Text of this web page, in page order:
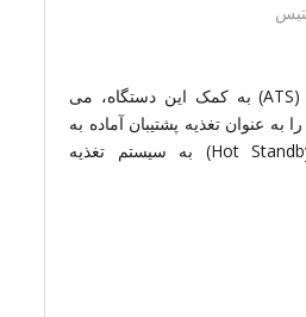
سوئيچ انتقال اتوماتيک (ATS) به کمک این دستگاه، می
توان یک منبع تغذیه AC را به عنوان تغذیه پشتیبان آماده به
کار گرم (Hot Standby Backup) به سیستم تغذیه